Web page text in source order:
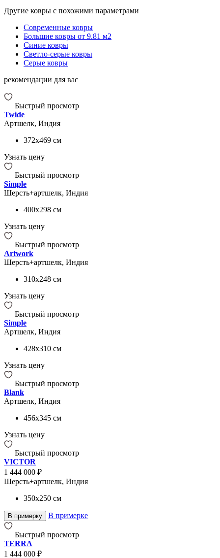
Другие ковры с похожими параметрами
Современные ковры
Большие ковры от 9.81 м2
Синие ковры
Светло-серые ковры
Серые ковры
рекомендации для вас
Быстрый просмотр
Twide
Артшелк, Индия
372x469 см
Узнать цену
Быстрый просмотр
Simple
Шерсть+артшелк, Индия
400x298 см
Узнать цену
Быстрый просмотр
Artwork
Шерсть+артшелк, Индия
310x248 см
Узнать цену
Быстрый просмотр
Simple
Артшелк, Индия
428x310 см
Узнать цену
Быстрый просмотр
Blank
Артшелк, Индия
456x345 см
Узнать цену
Быстрый просмотр
VICTOR
1 444 000 ₽
Шерсть+артшелк, Индия
350x250 см
В примерку В примерке
Быстрый просмотр
TERRA
1 444 000 ₽